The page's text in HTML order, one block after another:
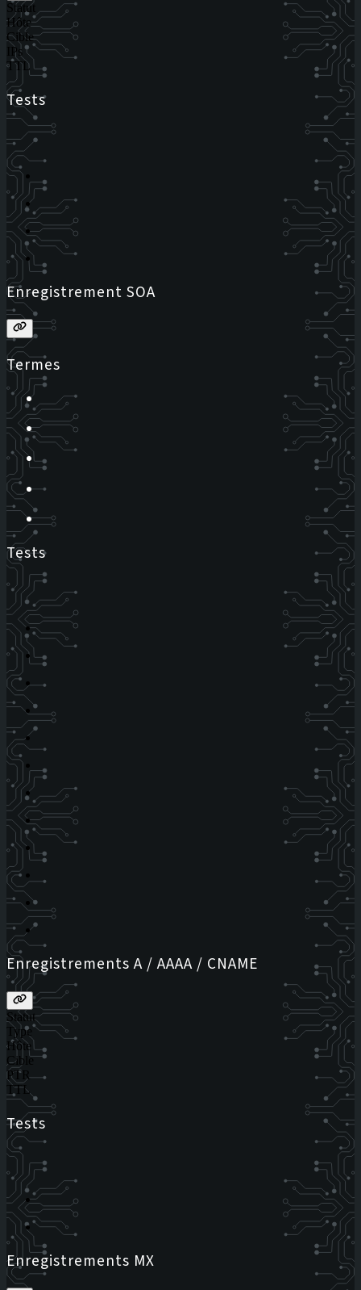
Statut
Hôte
Cible
IPs
TTL
Tests
Enregistrement SOA
Termes
Tests
Enregistrements A / AAAA / CNAME
Statut
Type
Hôte
Cible
PTR
TTL
Tests
Enregistrements MX